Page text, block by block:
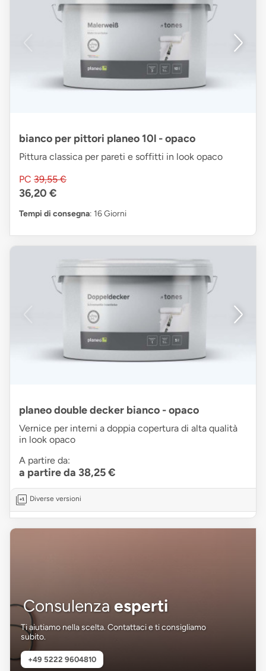
bianco per pittori planeo 10l - opaco
Pittura classica per pareti e soffitti in look opaco
PC 39,55 €
36,20 €
Tempi di consegna: 16 Giorni
planeo double decker bianco - opaco
Vernice per interni a doppia copertura di alta qualità
in look opaco
A partire da:
a partire da 38,25 €
Diverse versioni
Consulenza esperti
Ti aiutiamo nella scelta. Contattaci e ti consigliamo
subito.
+49 5222 9604810